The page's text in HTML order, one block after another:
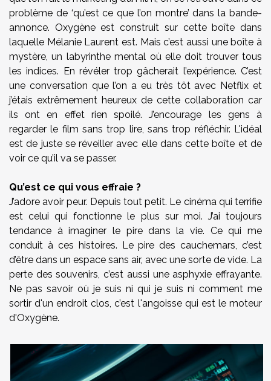
problème de ‘qu’est ce que l’on montre’ dans la bande-
annonce. Oxygène est construit sur cette boîte dans
laquelle Mélanie Laurent est. Mais c’est aussi une boîte à
mystère, un labyrinthe mental où elle doit trouver tous
les indices. En révéler trop gâcherait l’expérience. C’est
une conversation que l’on a eu très tôt avec Netflix et
j’étais extrêmement heureux de cette collaboration car
ils ont en effet rien spoilé. J’encourage les gens à
regarder le film sans trop lire, sans trop réfléchir. L'idéal
est de juste se réveiller avec elle dans cette boîte et de
voir ce qu’il va se passer.
Qu’est ce qui vous effraie ?
J’adore avoir peur. Depuis tout petit. Le cinéma qui terrifie
est celui qui fonctionne le plus sur moi. J’ai toujours
tendance à imaginer le pire dans la vie. Ce qui me
conduit à ces histoires. Le pire des cauchemars, c’est
d’être dans un espace sans air, avec une sorte de vide. La
perte des souvenirs, c’est aussi une asphyxie effrayante.
Ne pas savoir où je suis ni qui je suis ni comment me
sortir d'un endroit clos, c’est l'angoisse qui est le moteur
d'Oxygène.